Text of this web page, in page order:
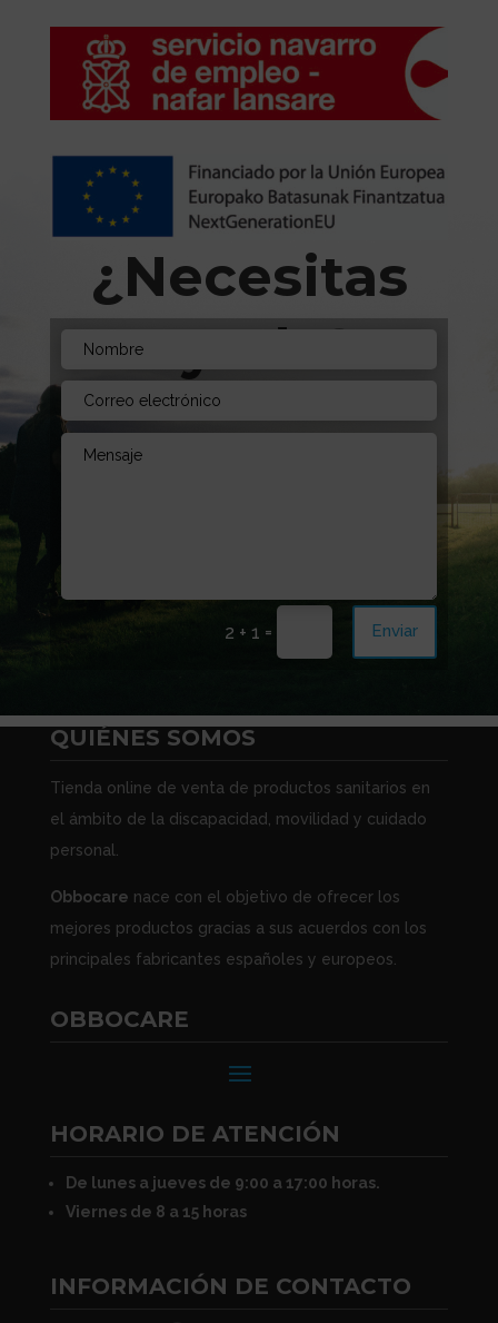
¿Necesitas
Ayuda?
Envíanos un mensaje. Estamos aquí para
2 + 1 = Enviar
QUIÉNES SOMOS
Tienda online de venta de productos sanitarios en
el ámbito de la discapacidad, movilidad y cuidado
personal.
Obbocare nace con el objetivo de ofrecer los
mejores productos gracias a sus acuerdos con los
principales fabricantes españoles y europeos.
OBBOCARE
HORARIO DE ATENCIÓN
De lunes a jueves de 9:00 a 17:00 horas.
Viernes de 8 a 15 horas
INFORMACIÓN DE CONTACTO